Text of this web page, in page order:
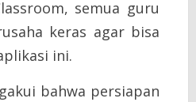
semua guru
keras agar bisa
ini.
bahwa persiapan